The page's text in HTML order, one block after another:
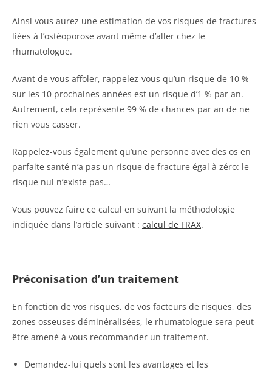
Ainsi vous aurez une estimation de vos risques de fractures
liées à l’ostéoporose avant même d’aller chez le
rhumatologue.
Avant de vous affoler, rappelez-vous qu’un risque de 10 %
sur les 10 prochaines années est un risque d’1 % par an.
Autrement, cela représente 99 % de chances par an de ne
rien vous casser.
Rappelez-vous également qu’une personne avec des os en
parfaite santé n’a pas un risque de fracture égal à zéro: le
risque nul n’existe pas…
Vous pouvez faire ce calcul en suivant la méthodologie
indiquée dans l’article suivant : calcul de FRAX.
Préconisation d’un traitement
En fonction de vos risques, de vos facteurs de risques, des
zones osseuses déminéralisées, le rhumatologue sera peut-
être amené à vous recommander un traitement.
Demandez-lui quels sont les avantages et les